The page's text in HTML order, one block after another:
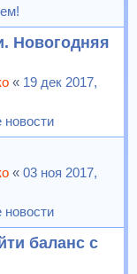
Новогодняя
« 19 дек 2017,
« 03 ноя 2017,
баланс с